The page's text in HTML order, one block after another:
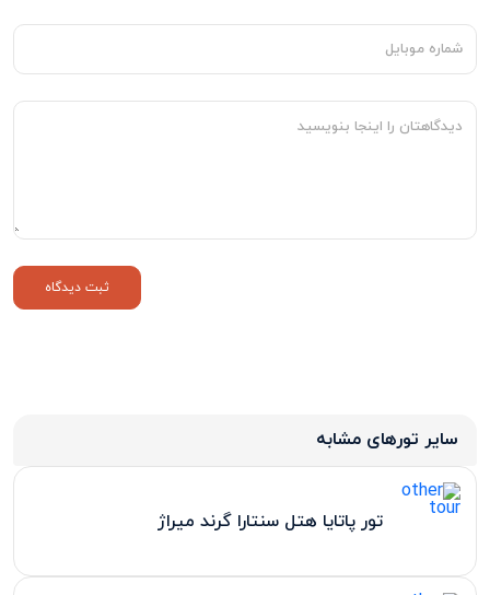
سایر تورهای مشابه
تور پاتایا هتل سنتارا گرند میراژ